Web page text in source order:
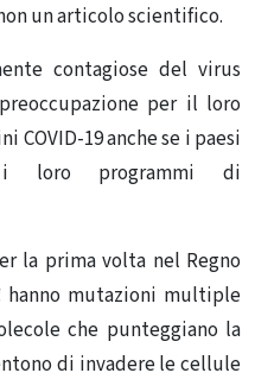
un articolo scientifico.
contagiose del virus
preoccupazione per il loro
COVID-19 anche se i paesi
i loro programmi di
la prima volta nel Regno
hanno mutazioni multiple
che punteggiano la
di invadere le cellule